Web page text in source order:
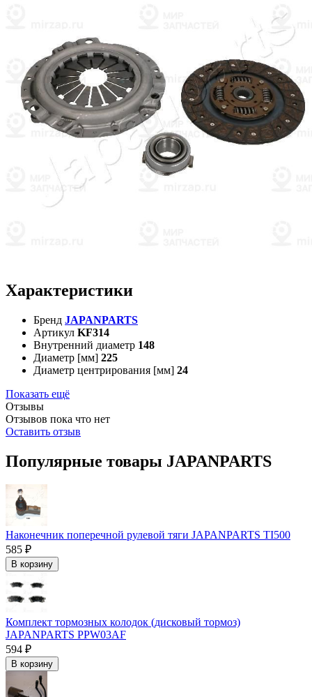
Характеристики
Бренд JAPANPARTS
Артикул KF314
Внутренний диаметр 148
Диаметр [мм] 225
Диаметр центрирования [мм] 24
Показать ещё
Отзывы
Отзывов пока что нет
Оставить отзыв
Популярные товары JAPANPARTS
Наконечник поперечной рулевой тяги JAPANPARTS TI500
585 ₽
В корзину
Комплект тормозных колодок (дисковый тормоз)
JAPANPARTS PPW03AF
594 ₽
В корзину